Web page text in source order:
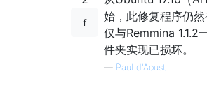
始，此修复程序仍
仅与Remmina 1.1.2
件夹实现已损坏。
— Paul d'Aoust